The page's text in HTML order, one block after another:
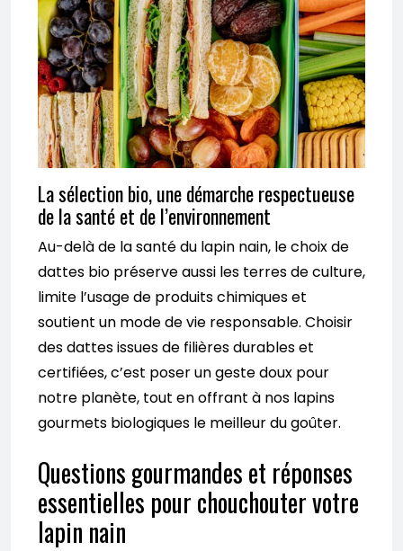
La sélection bio, une démarche respectueuse
de la santé et de l’environnement
Au-delà de la santé du lapin nain, le choix de
dattes bio préserve aussi les terres de culture,
limite l’usage de produits chimiques et
soutient un mode de vie responsable. Choisir
des dattes issues de filières durables et
certifiées, c’est poser un geste doux pour
notre planète, tout en offrant à nos lapins
gourmets biologiques le meilleur du goûter.
Questions gourmandes et réponses
essentielles pour chouchouter votre
lapin nain